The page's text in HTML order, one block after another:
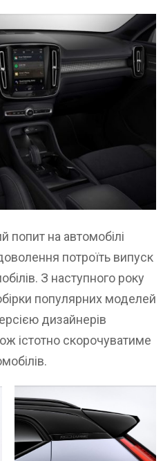
попит на автомобілі
потроїть випуск
З наступного року
популярних моделей
дизайнерів
істотно скорочуватиме